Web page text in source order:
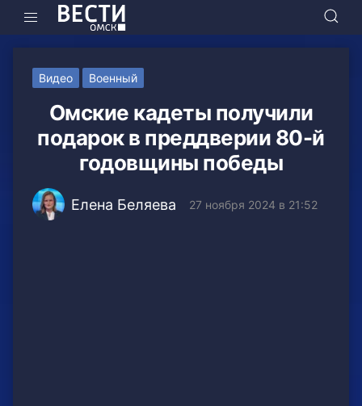
Видео Военный
Омские кадеты получили
подарок в преддверии 80-й
годовщины победы
Елена Беляева 27 ноября 2024 в 21:52